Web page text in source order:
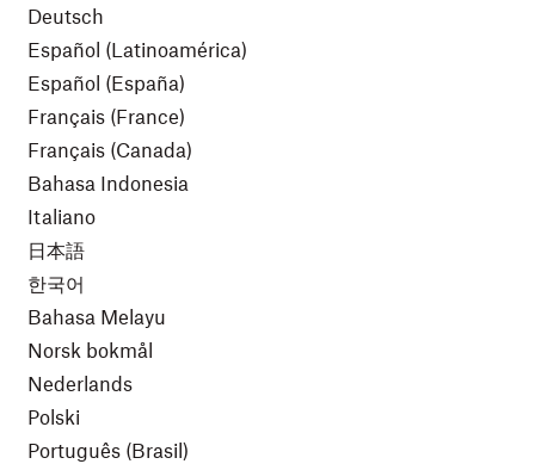
Deutsch
Español (Latinoamérica)
Español (España)
Français (France)
Français (Canada)
Bahasa Indonesia
Italiano
日本語
한국어
Bahasa Melayu
Norsk bokmål
Nederlands
Polski
Português (Brasil)